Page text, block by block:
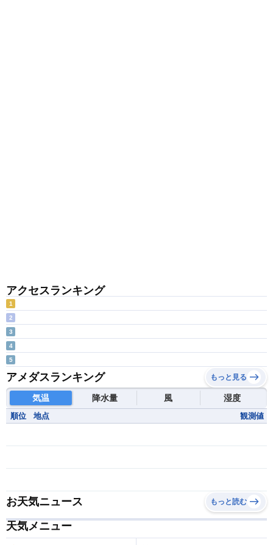
アクセスランキング
1
2
3
4
5
アメダスランキング もっと見る
気温 降水量 風 湿度
順位 地点 観測値
お天気ニュース もっと読む
天気メニュー